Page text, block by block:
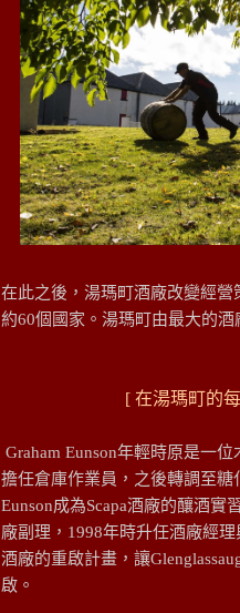
在此之後，湯瑪町酒廠改變經
約60個國家。湯瑪町由最大的
[ 在湯瑪町的
Graham Eunson年輕時原是一
擔任倉庫作業員，之後轉調至糖
Eunson成為Scapa酒廠的釀酒實
廠副理，1998年時升任酒廠經理
酒廠的重啟計畫，讓
啟。